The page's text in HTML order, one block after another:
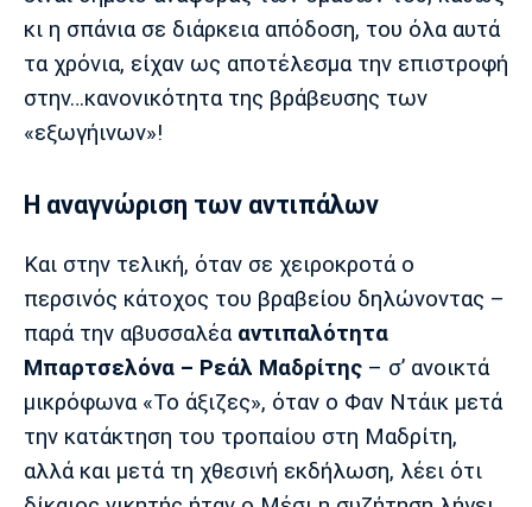
κι η σπάνια σε διάρκεια απόδοση, του όλα αυτά
τα χρόνια, είχαν ως αποτέλεσμα την επιστροφή
στην…κανονικότητα της βράβευσης των
«εξωγήινων»!
Η αναγνώριση των αντιπάλων
Και στην τελική, όταν σε χειροκροτά ο
περσινός κάτοχος του βραβείου δηλώνοντας –
παρά την αβυσσαλέα αντιπαλότητα
Μπαρτσελόνα – Ρεάλ Μαδρίτης – σ’ ανοικτά
μικρόφωνα «Το άξιζες», όταν ο Φαν Ντάικ μετά
την κατάκτηση του τροπαίου στη Μαδρίτη,
αλλά και μετά τη χθεσινή εκδήλωση, λέει ότι